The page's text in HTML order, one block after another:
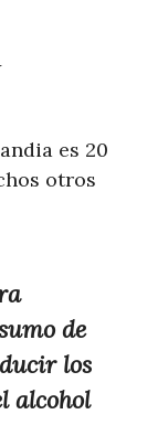
es 20
otros
de
los
alcohol